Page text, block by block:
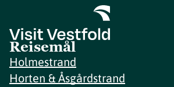
Reisemål
Holmestrand
Horten & Åsgårdstrand